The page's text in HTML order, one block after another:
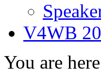
V4WB
You are